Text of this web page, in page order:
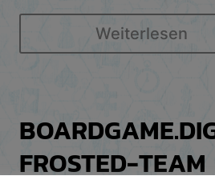
Weiterlesen
FROSTED-TEAM